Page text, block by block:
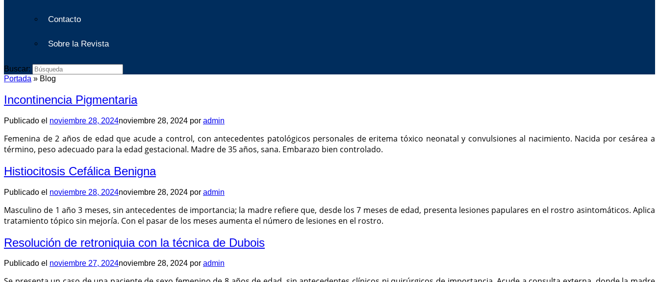
Contacto
Sobre la Revista
Buscar:
Portada » Blog
Incontinencia Pigmentaria
Publicado el noviembre 28, 2024noviembre 28, 2024 por admin
Femenina de 2 años de edad que acude a control, con antecedentes patológicos personales de eritema tóxico neonatal y convulsiones al nacimiento. Nacida por cesárea a
término, peso adecuado para la edad gestacional. Madre de 35 años, sana. Embarazo bien controlado.
Histiocitosis Cefálica Benigna
Publicado el noviembre 28, 2024noviembre 28, 2024 por admin
Masculino de 1 año 3 meses, sin antecedentes de importancia; la madre refiere que, desde los 7 meses de edad, presenta lesiones papulares en el rostro asintomáticos. Aplica
tratamiento tópico sin mejoría. Con el pasar de los meses aumenta el número de lesiones en el rostro.
Resolución de retroniquia con la técnica de Dubois
Publicado el noviembre 27, 2024noviembre 28, 2024 por admin